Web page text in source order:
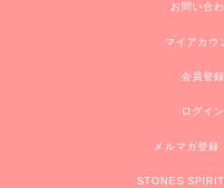
お問い合
マイアカウ
会員登録
ログイン
メルマガ登録
STONES